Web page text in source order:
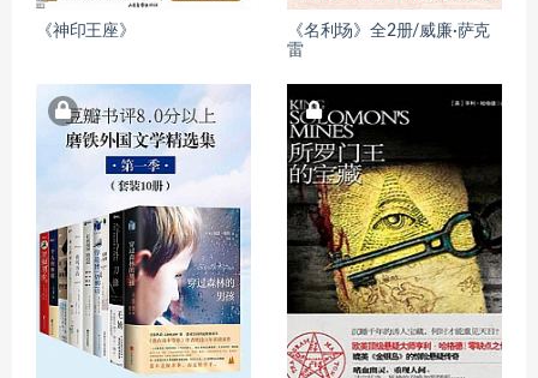
《神印王座》
《名利场》全2册/威廉·萨克
雷